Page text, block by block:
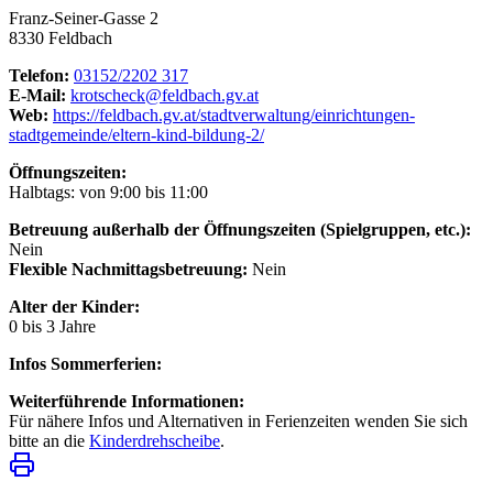
Franz-Seiner-Gasse 2
8330 Feldbach
Telefon: 03152/2202 317
E-Mail: krotscheck@feldbach.gv.at
Web: https://feldbach.gv.at/stadtverwaltung/einrichtungen-
stadtgemeinde/eltern-kind-bildung-2/
Öffnungszeiten:
Halbtags: von 9:00 bis 11:00
Betreuung außerhalb der Öffnungszeiten (Spielgruppen, etc.):
Nein
Flexible Nachmittagsbetreuung: Nein
Alter der Kinder:
0 bis 3 Jahre
Infos Sommerferien:
Weiterführende Informationen:
Für nähere Infos und Alternativen in Ferienzeiten wenden Sie sich
bitte an die Kinderdrehscheibe.